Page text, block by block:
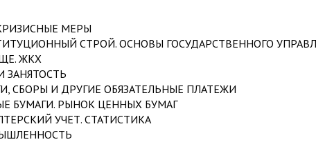
МЕРЫ
СТРОЙ. ОСНОВЫ ГОСУДАРСТВЕННОГО
ЖКХ
ЗАНЯТОСТЬ
СБОРЫ И ДРУГИЕ ОБЯЗАТЕЛЬНЫЕ ПЛАТЕЖИ
БУМАГИ. РЫНОК ЦЕННЫХ БУМАГ
УЧЕТ. СТАТИСТИКА